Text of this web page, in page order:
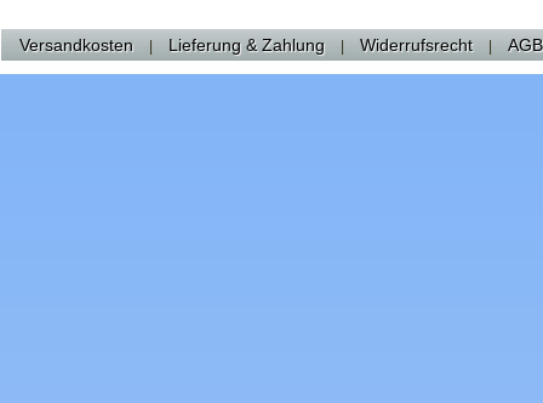
Versandkosten Lieferung & Zahlung Widerrufsrecht AGB